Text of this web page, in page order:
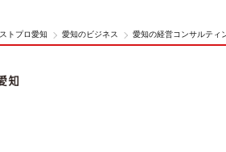
トプロ愛知 愛知のビジネス 愛知の経営コンサルティ